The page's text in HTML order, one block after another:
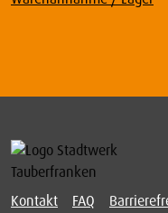
Kontakt FAQ